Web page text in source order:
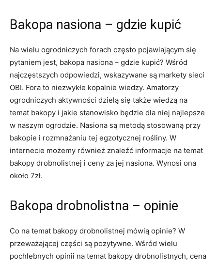
Bakopa nasiona – gdzie kupić
Na wielu ogrodniczych forach często pojawiającym się
pytaniem jest, bakopa nasiona – gdzie kupić? Wśród
najczęstszych odpowiedzi, wskazywane są markety sieci
OBI. Fora to niezwykłe kopalnie wiedzy. Amatorzy
ogrodniczych aktywności dzielą się także wiedzą na
temat bakopy i jakie stanowisko będzie dla niej najlepsze
w naszym ogrodzie. Nasiona są metodą stosowaną przy
bakopie i rozmnażaniu tej egzotycznej rośliny. W
internecie możemy również znaleźć informacje na temat
bakopy drobnolistnej i ceny za jej nasiona. Wynosi ona
około 7zł.
Bakopa drobnolistna – opinie
Co na temat bakopy drobnolistnej mówią opinie? W
przeważającej części są pozytywne. Wśród wielu
pochlebnych opinii na temat bakopy drobnolistnych, cena